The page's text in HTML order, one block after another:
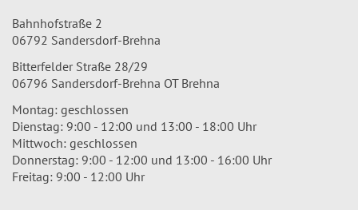
Bahnhofstraße 2
06792 Sandersdorf-Brehna
Bitterfelder Straße 28/29
06796 Sandersdorf-Brehna OT Brehna
Montag: geschlossen
Dienstag: 9:00 - 12:00 und 13:00 - 18:00 Uhr
Mittwoch: geschlossen
Donnerstag: 9:00 - 12:00 und 13:00 - 16:00 Uhr
Freitag: 9:00 - 12:00 Uhr